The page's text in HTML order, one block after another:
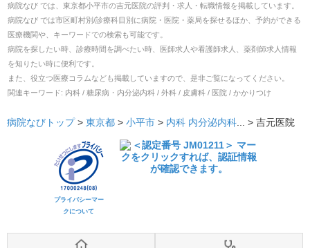
病院なび では、 東京都小平市の吉元医院の評判・求人・転職情報を掲載しています。
病院なび では市区町村別/診療科目別に病院・医院・薬局を探せるほか、予約ができる
医療機関や、キーワードでの検索も可能です。
病院を探したい時、診療時間を調べたい時、医師求人や看護師求人、薬剤師求人情報
を知りたい時に便利です。
また、役立つ医療コラムなども掲載していますので、是非ご覧になってください。
関連キーワード: 内科 / 糖尿病・内分泌内科 / 外科 / 皮膚科 / 医院 / かかりつけ
病院なびトップ> 東京都 > 小平市 > 内科 内分泌内科 ... > 吉元医院
プライバシーマー
クについて